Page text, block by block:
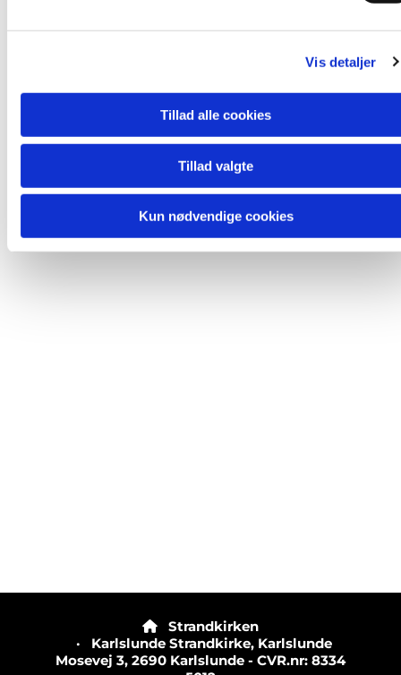
Vis detaljer
Tillad alle cookies
Tillad valgte
Kun nødvendige cookies
Du vil måske også kunne lide...

Strandkirken
· Karlslunde Strandkirke, Karlslunde
Mosevej 3, 2690 Karlslunde - CVR.nr: 8334